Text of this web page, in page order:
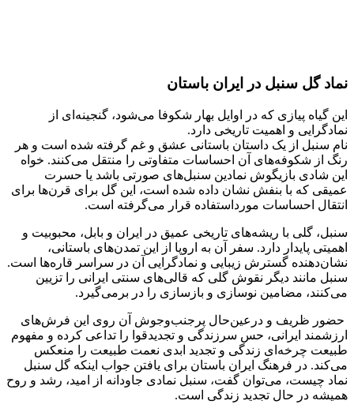
نماد گل سنبل در ایران باستان
این گیاه پیازی که در اوایل بهار شکوفا می‌شود، گنجینه‌ای از
نمادگرایی و اهمیت تاریخی دارد.
نام سنبل از یک داستان باستانی عشق و غم گرفته‌ شده است و هر
رنگ از شکوفه‌های آن احساسات متفاوتی را منتقل می‌کنند. خواه
این شادی بازیگوش نمادین سنبل‌های صورتی باشد یا حسرت
عمیقی که با بنفش نشان داده‌ شده است، این گل برای قرن‌ها برای
انتقال احساسات مورداستفاده قرار می‌گرفته است.
سنبل، گلی با ریشه‌های تاریخی عمیق در ایران و بابل، محبوبیت و
اهمیتی پایدار دارد. سفر آن به اروپا از این تمدن‌های باستانی،
نشان‌دهنده گسترش زیبایی و نمادگرایی آن در سراسر قاره‌ها است.
سنبل مانند دیگر نقوش گلی که قالی‌های سنتی ایرانی را تزیین
می‌کنند، مضامین نوسازی و بازسازی را در برمی‌گیرد.
حضور ظریف و درعین‌حال پرجنب‌وجوش آن روی این فرش‌های
ارزشمند ایرانی، حس سرزندگی و تجدیدقوا را تداعی کرده و مفهوم
طبیعت چرخه‌ای زندگی و تجدید ابدی نعمت طبیعت را منعکس
می‌کند. در فرهنگ‌ ایران باستان برای یافتن جواب اینکه گل سنبل
نماد چیست، می‌توان گفت، سنبل نمادی جاودانه از امید، رشد و روح
همیشه در حال تجدید زندگی است.